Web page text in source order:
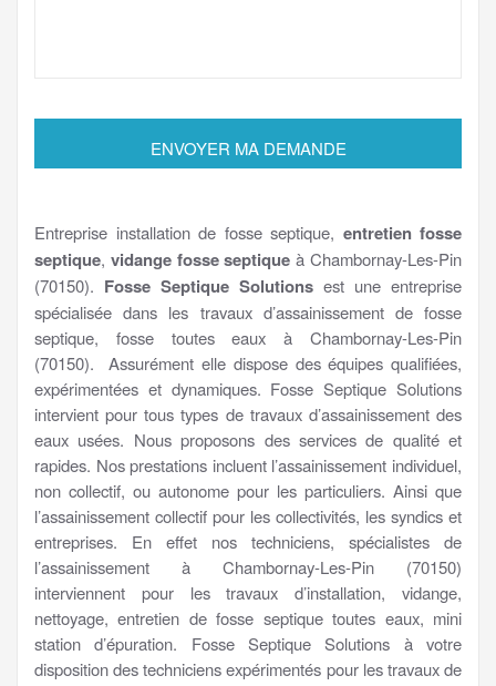
Entreprise installation de fosse septique, entretien fosse
septique, vidange fosse septique à Chambornay-Les-Pin
(70150). Fosse Septique Solutions est une entreprise
spécialisée dans les travaux d’assainissement de fosse
septique, fosse toutes eaux à Chambornay-Les-Pin
(70150). Assurément elle dispose des équipes qualifiées,
expérimentées et dynamiques. Fosse Septique Solutions
intervient pour tous types de travaux d’assainissement des
eaux usées. Nous proposons des services de qualité et
rapides. Nos prestations incluent l’assainissement individuel,
non collectif, ou autonome pour les particuliers. Ainsi que
l’assainissement collectif pour les collectivités, les syndics et
entreprises. En effet nos techniciens, spécialistes de
l’assainissement à Chambornay-Les-Pin (70150)
interviennent pour les travaux d’installation, vidange,
nettoyage, entretien de fosse septique toutes eaux, mini
station d’épuration. Fosse Septique Solutions à votre
disposition des techniciens expérimentés pour les travaux de